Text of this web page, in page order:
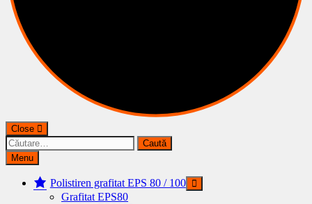
Close
Caută
după:
Menu
Polistiren grafitat EPS 80 / 100
Grafitat EPS80